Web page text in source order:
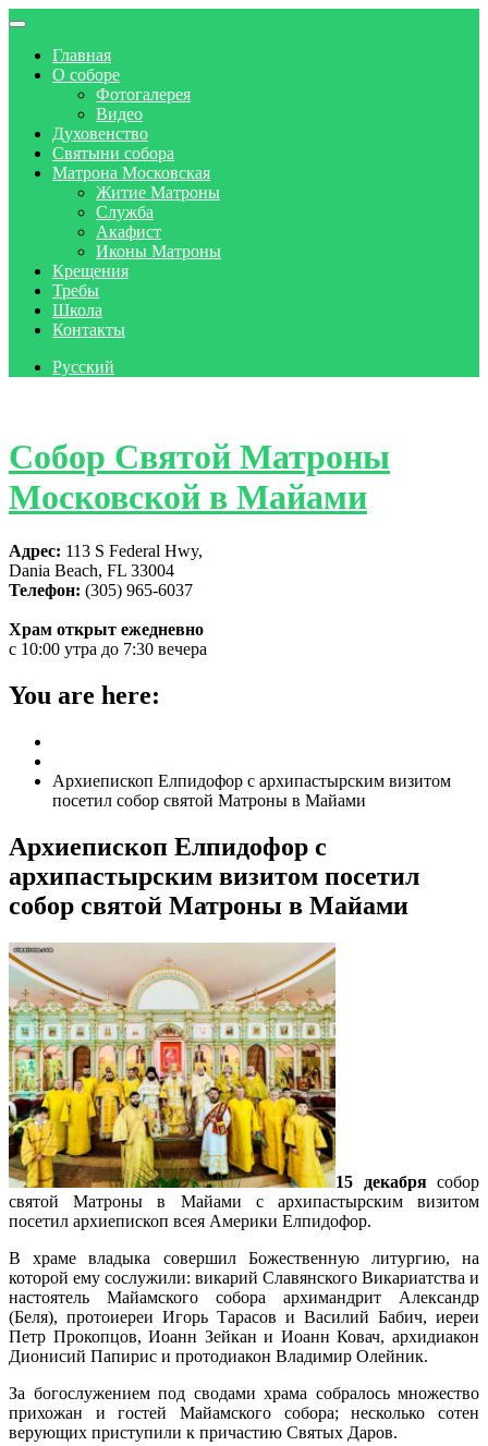
Главная
О соборе
Фотогалерея
Видео
Духовенство
Святыни собора
Матрона Московская
Житие Матроны
Служба
Акафист
Иконы Матроны
Крещения
Требы
Школа
Контакты
Русский
Собор Святой Матроны
Московской в Майами
Адрес: 113 S Federal Hwy,
Dania Beach, FL 33004
Телефон: (305) 965-6037
Храм открыт ежедневно
с 10:00 утра до 7:30 вечера
You are here:
Архиепископ Елпидофор с архипастырским визитом
посетил собор святой Матроны в Майами
Архиепископ Елпидофор с
архипастырским визитом посетил
собор святой Матроны в Майами
15 декабрясобор
святой Матроны в Майами с архипастырским визитом
посетил архиепископ всея Америки Елпидофор.
В храме владыка совершил Божественную литургию, на
которой ему сослужили: викарий Славянского Викариатства и
настоятель Майамского собора архимандрит Александр
(Беля), протоиереи Игорь Тарасов и Василий Бабич, иереи
Петр Прокопцов, Иоанн Зейкан и Иоанн Ковач, архидиакон
Дионисий Папирис и протодиакон Владимир Олейник.
За богослужением под сводами храма собралось множество
прихожан и гостей Майамского собора; несколько сотен
верующих приступили к причастию Святых Даров.